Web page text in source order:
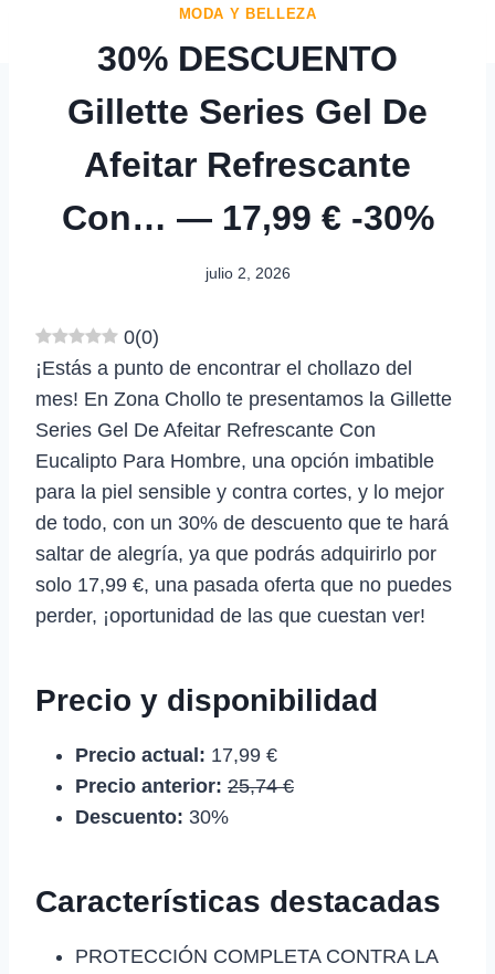
MODA Y BELLEZA
30% DESCUENTO
Gillette Series Gel De
Afeitar Refrescante
Con… — 17,99 € -30%
julio 2, 2026
0(0)
¡Estás a punto de encontrar el chollazo del
mes! En Zona Chollo te presentamos la Gillette
Series Gel De Afeitar Refrescante Con
Eucalipto Para Hombre, una opción imbatible
para la piel sensible y contra cortes, y lo mejor
de todo, con un 30% de descuento que te hará
saltar de alegría, ya que podrás adquirirlo por
solo 17,99 €, una pasada oferta que no puedes
perder, ¡oportunidad de las que cuestan ver!
Precio y disponibilidad
Precio actual: 17,99 €
Precio anterior: 25,74 €
Descuento: 30%
Características destacadas
PROTECCIÓN COMPLETA CONTRA LA